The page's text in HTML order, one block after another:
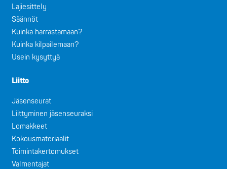
Lajiesittely
Säännöt
Kuinka harrastamaan?
Kuinka kilpailemaan?
Usein kysyttyä
Liitto
Jäsenseurat
Liittyminen jäsenseuraksi
Lomakkeet
Kokousmateriaalit
Toimintakertomukset
Valmentajat